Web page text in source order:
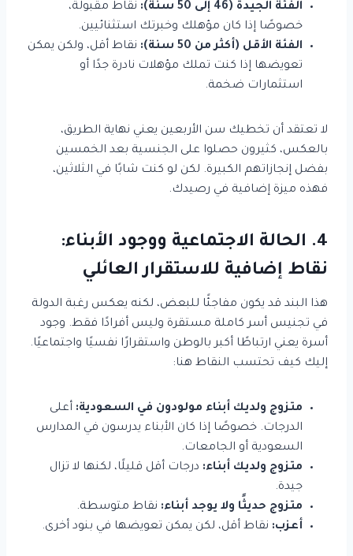
الفئة الجيدة (46 إلى 50 سنة):
نقاط مقبولة،
خصوصًا إذا كان مؤهلك وخبرتك استثنائيين.
الفئة الأقل (أكثر من 50 سنة):
نقاط أقل، ولكن يمكن
تعويضها إذا كنت تملك مؤهلات نادرة جدًا أو
استثمارات ضخمة.
لا تعتقد أن تخطيك سن الأربعين يعني نهاية الطريق،
بالعكس، كثيرون حصلوا على الجنسية بعد الخمسين
بفضل إنجازاتهم الكبيرة. لكن لو كنت شابًا في الثلاثين،
فهذه ميزة إضافية في رصيدك.
4. الحالة الاجتماعية ووجود الأبناء:
نقاط إضافية للاستقرار العائلي
هذا البند قد يكون مفاجئًا للبعض، لكنه يعكس رغبة الدولة
في تجنيس أسر كاملة مستقرة وليس أفرادًا فقط. وجود
أسرة يعني ارتباطًا أكبر بالوطن واستقرارًا نفسيًا واجتماعيًا.
إليك كيف تحتسب النقاط هنا:
متزوج ولديك أبناء مولودون في السعودية: أعلى
الدرجات. خصوصًا إذا كان الأبناء يدرسون في المدارس
السعودية أو الجامعات.
متزوج ولديك أبناء: درجات أقل قليلًا، لكنها لا تزال
جيدة.
متزوج حديثًا ولا يوجد أبناء: نقاط متوسطة.
أعزب: نقاط أقل، لكن يمكن تعويضها في بنود أخرى.